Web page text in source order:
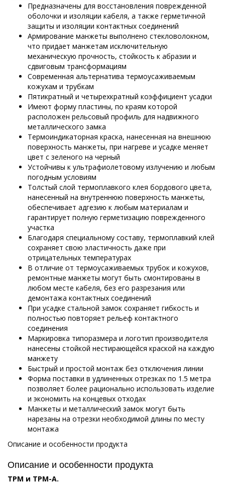
Предназначены для восстановления поврежденной
оболочки и изоляции кабеля, а также герметичной
защиты и изоляции контактных соединений
Армирование манжеты выполнено стекловолокном,
что придает манжетам исключительную
механическую прочность, стойкость к абразии и
сдвиговым трансформациям
Современная альтернатива термоусаживаемым
кожухам и трубкам
Пятикратный и четырехкратный коэффициент усадки
Имеют форму пластины, по краям которой
расположен рельсовый профиль для надвижного
металлического замка
Термоиндикаторная краска, нанесенная на внешнюю
поверхность манжеты, при нагреве и усадке меняет
цвет с зеленого на черный
Устойчивы к ультрафиолетовому излучению и любым
погодным условиям
Толстый слой термоплавкого клея бордового цвета,
нанесенный на внутреннюю поверхность манжеты,
обеспечивает адгезию к любым материалам и
гарантирует полную герметизацию поврежденного
участка
Благодаря специальному составу, термоплавкий клей
сохраняет свою эластичность даже при
отрицательных температурах
В отличие от термоусаживаемых трубок и кожухов,
ремонтные манжеты могут быть смонтированы в
любом месте кабеля, без его разрезания или
демонтажа контактных соединений
При усадке стальной замок сохраняет гибкость и
полностью повторяет рельеф контактного
соединения
Маркировка типоразмера и логотип производителя
нанесены стойкой нестирающейся краской на каждую
манжету
Быстрый и простой монтаж без отключения линии
Форма поставки в удлиненных отрезках по 1.5 метра
позволяет более рационально использовать изделие
и экономить на концевых отходах
Манжеты и металлический замок могут быть
нарезаны на отрезки необходимой длины по месту
монтажа
Описание и особенности продукта
Описание и особенности продукта
ТРМ и ТРМ-А.